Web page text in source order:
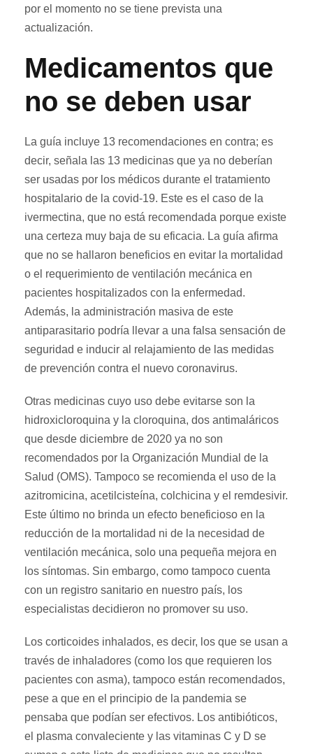
por el momento no se tiene prevista una
actualización.
Medicamentos que
no se deben usar
La guía incluye 13 recomendaciones en contra; es
decir, señala las 13 medicinas que ya no deberían
ser usadas por los médicos durante el tratamiento
hospitalario de la covid-19. Este es el caso de la
ivermectina, que no está recomendada porque existe
una certeza muy baja de su eficacia. La guía afirma
que no se hallaron beneficios en evitar la mortalidad
o el requerimiento de ventilación mecánica en
pacientes hospitalizados con la enfermedad.
Además, la administración masiva de este
antiparasitario podría llevar a una falsa sensación de
seguridad e inducir al relajamiento de las medidas
de prevención contra el nuevo coronavirus.
Otras medicinas cuyo uso debe evitarse son la
hidroxicloroquina y la cloroquina, dos antimaláricos
que desde diciembre de 2020 ya no son
recomendados por la Organización Mundial de la
Salud (OMS). Tampoco se recomienda el uso de la
azitromicina, acetilcisteína, colchicina y el remdesivir.
Este último no brinda un efecto beneficioso en la
reducción de la mortalidad ni de la necesidad de
ventilación mecánica, solo una pequeña mejora en
los síntomas. Sin embargo, como tampoco cuenta
con un registro sanitario en nuestro país, los
especialistas decidieron no promover su uso.
Los corticoides inhalados, es decir, los que se usan a
través de inhaladores (como los que requieren los
pacientes con asma), tampoco están recomendados,
pese a que en el principio de la pandemia se
pensaba que podían ser efectivos. Los antibióticos,
el plasma convaleciente y las vitaminas C y D se